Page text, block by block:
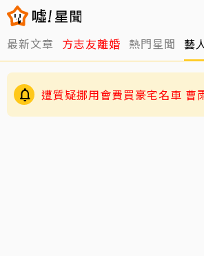
最新文章 方志友離婚 熱門星聞 藝
伊能靜認了「逼」小哈利參加
暖心